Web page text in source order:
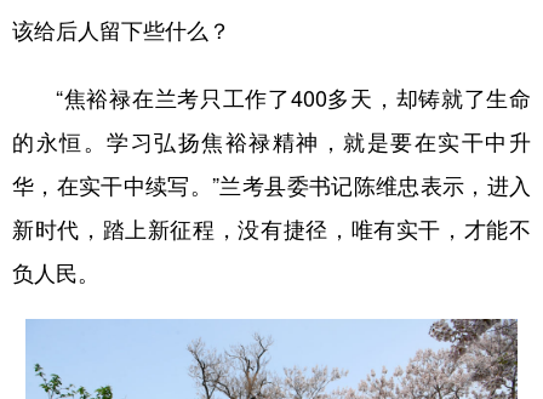
该给后人留下些什么？
“焦裕禄在兰考只工作了400多天，却铸就了生命
的永恒。学习弘扬焦裕禄精神，就是要在实干中升
华，在实干中续写。”兰考县委书记陈维忠表示，进入
新时代，踏上新征程，没有捷径，唯有实干，才能不
负人民。